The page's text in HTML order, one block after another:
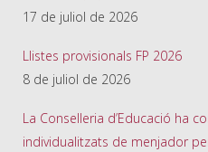
17 de juliol de 2026
Llistes provisionals FP 2026
8 de juliol de 2026
La Conselleria d’Educació ha
individualitzats de menjador